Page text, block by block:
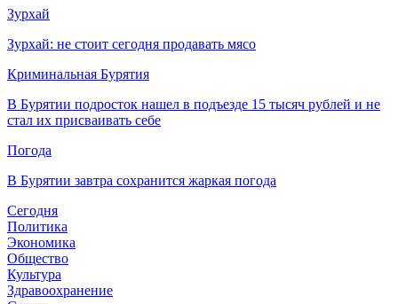
Зурхай
Зурхай: не стоит сегодня продавать мясо
Криминальная Бурятия
В Бурятии подросток нашел в подъезде 15 тысяч рублей и не
стал их присваивать себе
Погода
В Бурятии завтра сохранится жаркая погода
Сегодня
Политика
Экономика
Общество
Культура
Здравоохранение